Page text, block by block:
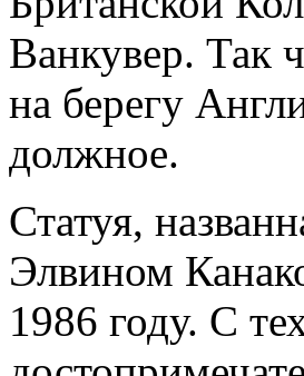
Ванкувер. Так
на берегу
должное.
Статуя,
Элвином
1986 году. С